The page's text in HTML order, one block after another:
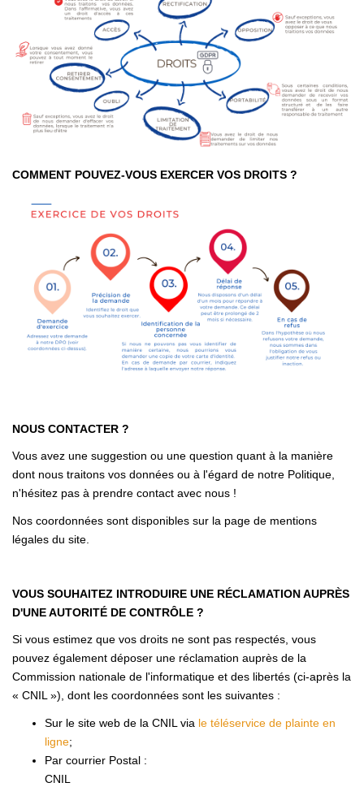
COMMENT POUVEZ-VOUS EXERCER VOS DROITS ?
NOUS CONTACTER ?
Vous avez une suggestion ou une question quant à la manière
dont nous traitons vos données ou à l'égard de notre Politique,
n'hésitez pas à prendre contact avec nous !
Nos coordonnées sont disponibles sur la page de mentions
légales du site.
VOUS SOUHAITEZ INTRODUIRE UNE RÉCLAMATION AUPRÈS
D'UNE AUTORITÉ DE CONTRÔLE ?
Si vous estimez que vos droits ne sont pas respectés, vous
pouvez également déposer une réclamation auprès de la
Commission nationale de l'informatique et des libertés (ci-après la
« CNIL »), dont les coordonnées sont les suivantes :
Sur le site web de la CNIL via le téléservice de plainte en
ligne;
Par courrier Postal :
CNIL